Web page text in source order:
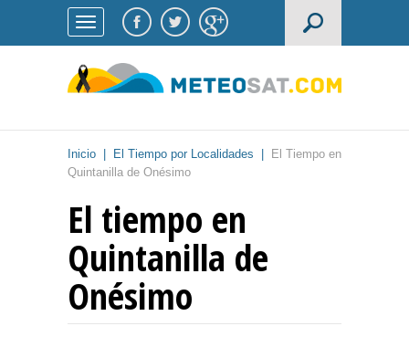
Inicio El Tiempo por Localidades
El Tiempo en
Quintanilla de Onésimo
El tiempo en
Quintanilla de
Onésimo